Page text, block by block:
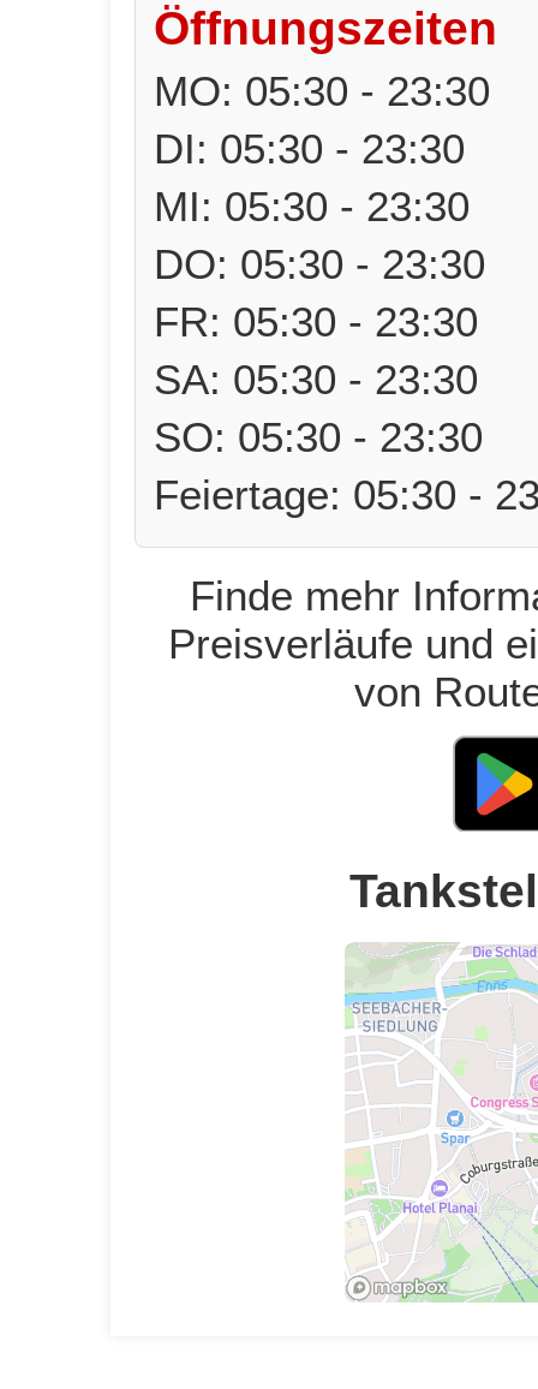
Öffnungszeiten
MO: 05:30 - 23:30
DI: 05:30 - 23:30
MI: 05:30 - 23:30
DO: 05:30 - 23:30
FR: 05:30 - 23:30
SA: 05:30 - 23:30
SO: 05:30 - 23:30
Feiertage: 05:30 -
Finde mehr
Preisverläufe und
von